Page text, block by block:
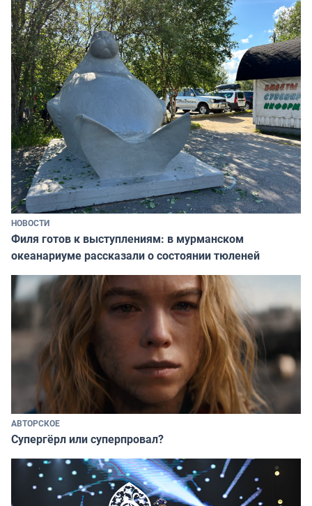
НОВОСТИ
Филя готов к выступлениям: в мурманском
океанариуме рассказали о состоянии тюленей
АВТОРСКОЕ
Супергёрл или суперпровал?